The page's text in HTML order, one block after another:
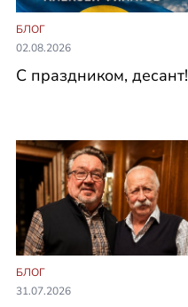
БЛОГ
02.08.2026
С праздником, десант!
БЛОГ
31.07.2026